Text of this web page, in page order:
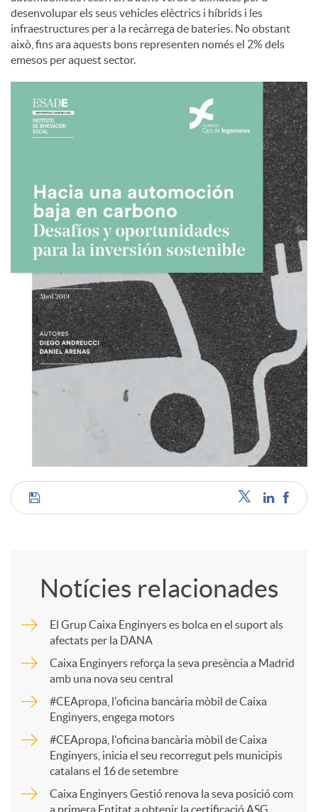
desenvolupar els seus vehicles elèctrics i híbrids i les
infraestructures per a la recàrrega de bateries. No obstant
això, fins ara aquests bons representen només el 2% dels
emesos per aquest sector.
C
p
a
r
t
Notícies relacionades
El Grup Caixa Enginyers es bolca en el suport als
afectats per la DANA
Caixa Enginyers reforça la seva presència a Madrid
amb una nova seu central
#CEApropa, l'oficina bancària mòbil de Caixa
Enginyers, engega motors
#CEApropa, l'oficina bancària mòbil de Caixa
Enginyers, inicia el seu recorregut pels municipis
catalans el 16 de setembre
Caixa Enginyers Gestió renova la seva posició com
a primera Entitat a obtenir la certificació ASG